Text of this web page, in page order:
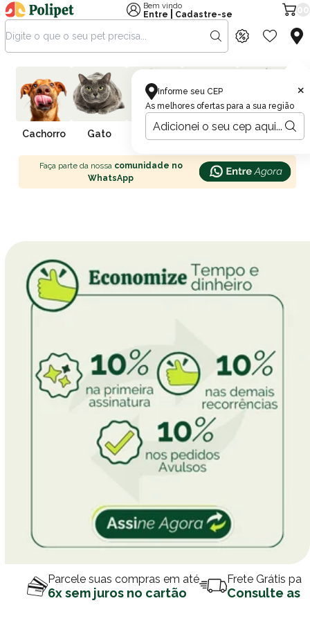
Informe seu CEP
As melhores ofertas para a sua região
×
Bem vindo
Entre
Cadastre-se
Cachorro Gato Farmácia Pássaro Peixe
Faça parte da nossa comunidade no
WhatsApp
Parcele suas compras em até
6x sem juros no cartão
Frete Grátis
Consulte as